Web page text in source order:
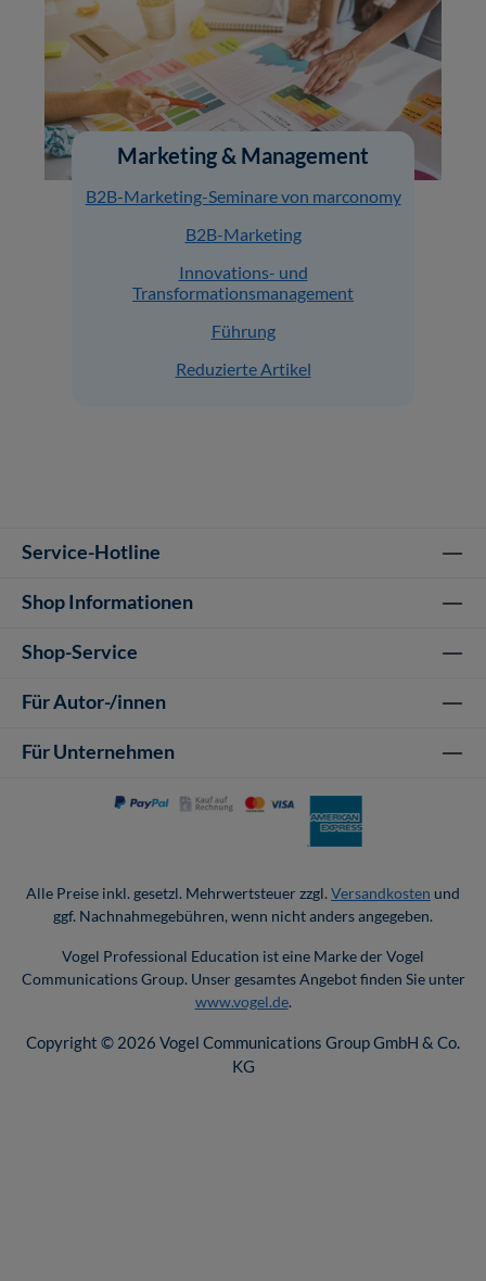
Marketing & Management
B2B-Marketing-Seminare von marconomy
B2B-Marketing
Innovations- und
Transformationsmanagement
Führung
Reduzierte Artikel
Service-Hotline
Shop Informationen
Shop-Service
Für Autor-/innen
Für Unternehmen
Alle Preise inkl. gesetzl. Mehrwertsteuer zzgl. Versandkosten und
ggf. Nachnahmegebühren, wenn nicht anders angegeben.
Vogel Professional Education ist eine Marke der Vogel
Communications Group. Unser gesamtes Angebot finden Sie unter
www.vogel.de.
Copyright © 2026 Vogel Communications Group GmbH & Co.
KG